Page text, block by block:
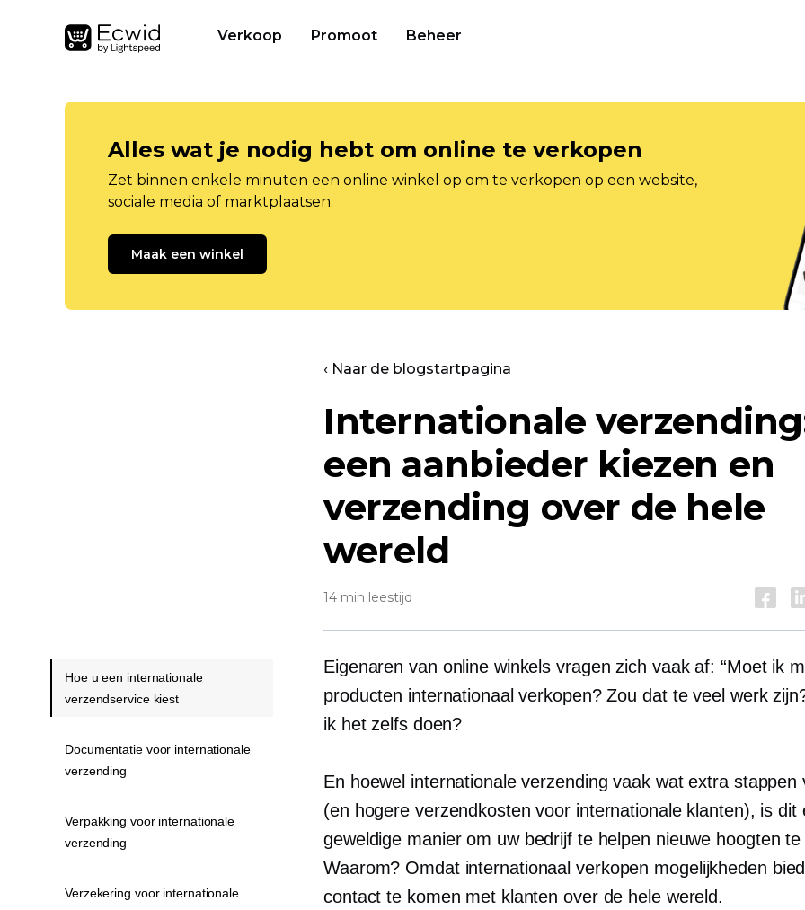
Verkoop Promoot Beheer
Alles wat je nodig hebt om online te verkopen
Zet binnen enkele minuten een online winkel op om te verkopen op een website,
sociale media of marktplaatsen.
Maak een winkel
‹ Naar de blogstartpagina
Internationale
een aanbieder kiezen en
verzending over de hele
wereld
14 min leestijd
Eigenaren van online winkels vragen zich vaak af: “Moet ik
producten internationaal verkopen? Zou dat te veel werk
ik het zelfs doen?
En hoewel internationale verzending vaak wat extra stappen
(en hogere verzendkosten voor internationale klanten), is dit
geweldige manier om uw bedrijf te helpen nieuwe hoogten te
Waarom? Omdat internationaal verkopen mogelijkheden
contact te komen met klanten over de hele wereld.
Hoe u een internationale
verzendservice kiest
Documentatie voor internationale
verzending
Verpakking voor internationale
verzending
Verzekering voor internationale